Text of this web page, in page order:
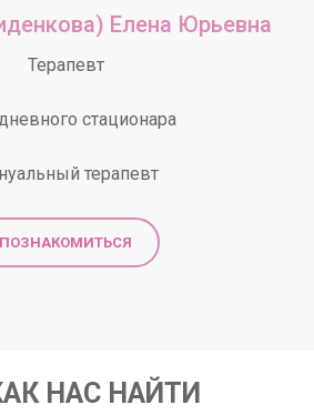
Елена Юрьевна
Терапевт
стационара
терапевт
ПОЗНАКОМИТЬСЯ
НАС НАЙТИ